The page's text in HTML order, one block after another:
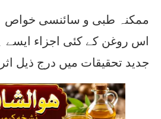
ممکنہ طبی و سائنسی خواص
اس روغن کے کئی اجزاء
جدید تحقیقات میں درج ذیل